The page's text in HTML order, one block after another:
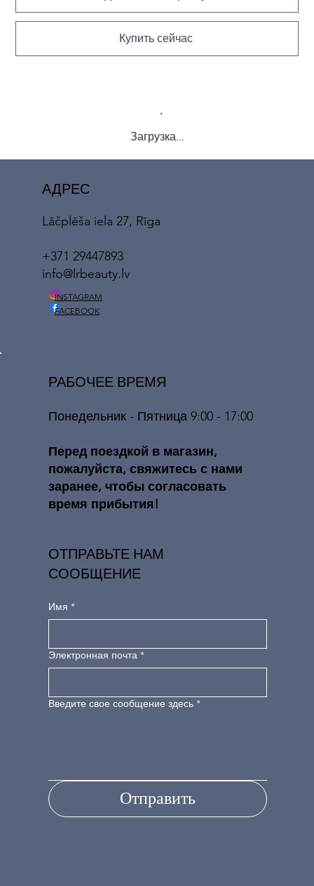
Купить сейчас
Загрузка...
АДРЕС
Lāčplēša iela 27, Rīga
+371 29447893
info@lrbeauty.lv
INSTAGRAM
FACEBOOK
РАБОЧЕЕ ВРЕМЯ
Понедельник - Пятница 9:00 - 17:00
​​Перед поездкой в ​​магазин,
пожалуйста, свяжитесь с нами
заранее, чтобы согласовать
время прибытия!
ОТПРАВЬТЕ НАМ
СООБЩЕНИЕ
Имя *
Электронная почта *
Введите свое сообщение здесь *
Отправить